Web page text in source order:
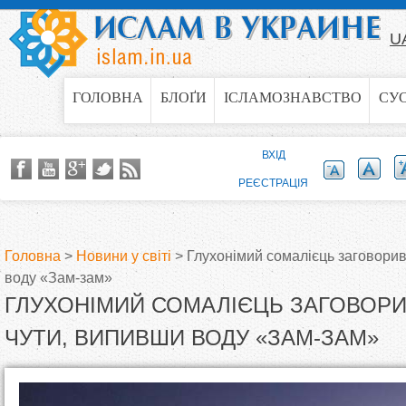
Jump to navigation
ГОЛОВНА БЛОҐИ ІСЛАМОЗНАВСТВО
В
и
є
Головна > Новини у світі > Глухонімий сомалієць
воду «Зам-зам»
ГЛУХОНІМИЙ СОМАЛІЄЦЬ
ЧУТИ, ВИПИВШИ ВОДУ «ЗАМ-ЗАМ»
ВХІД
РЕЄСТРАЦІЯ